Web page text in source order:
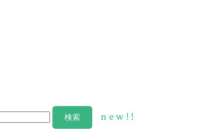
new!!